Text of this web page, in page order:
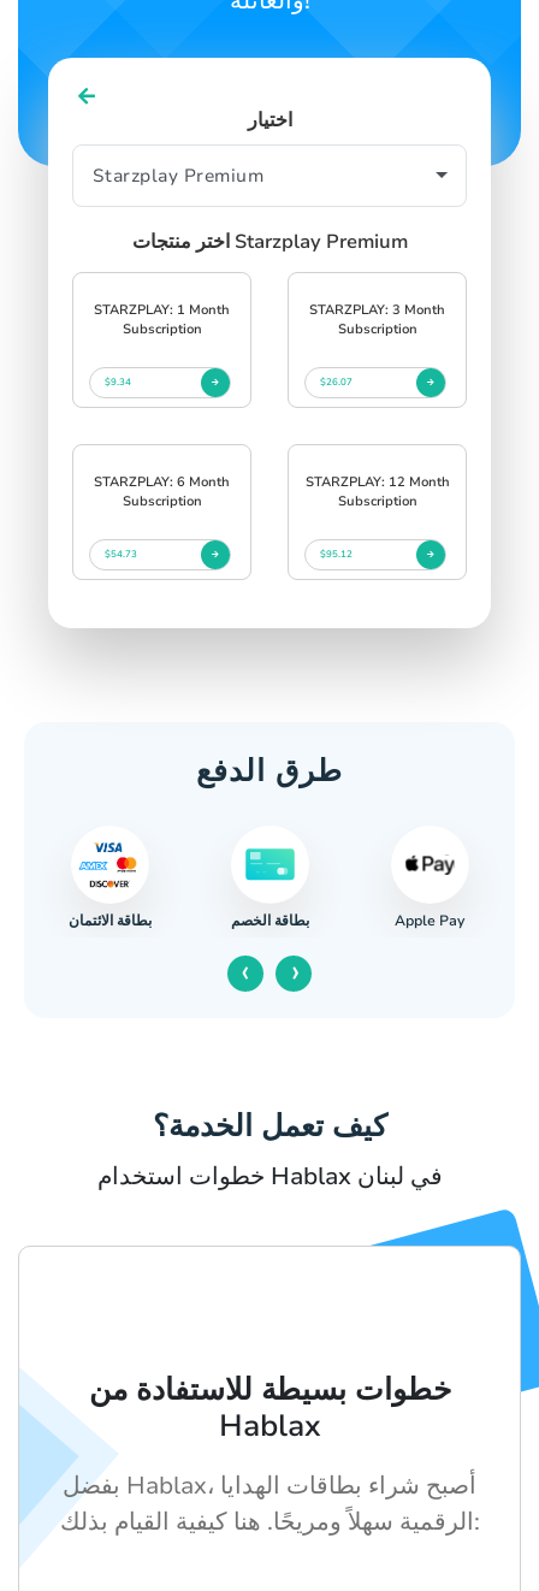
اختيار
اختر منتجات Starzplay Premium
STARZPLAY: 1 Month
Subscription
$9.34
STARZPLAY: 3 Month
Subscription
$26.07
STARZPLAY: 6 Month
Subscription
$54.73
STARZPLAY: 12 Month
Subscription
$95.12
طرق الدفع
بطاقة الائتمان بطاقة الخصم Apple Pay
‹ ›
كيف تعمل الخدمة؟
خطوات استخدام Hablax في لبنان
خطوات بسيطة للاستفادة من
Hablax
بفضل Hablax، أصبح شراء بطاقات الهدايا
الرقمية سهلاً ومريحًا. هنا كيفية القيام بذلك: